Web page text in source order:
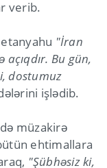
verib.
"İran
Bu gün,
dostumuz
işlədib.
müzakirə
ehtimallara
"Şübhəsiz ki,